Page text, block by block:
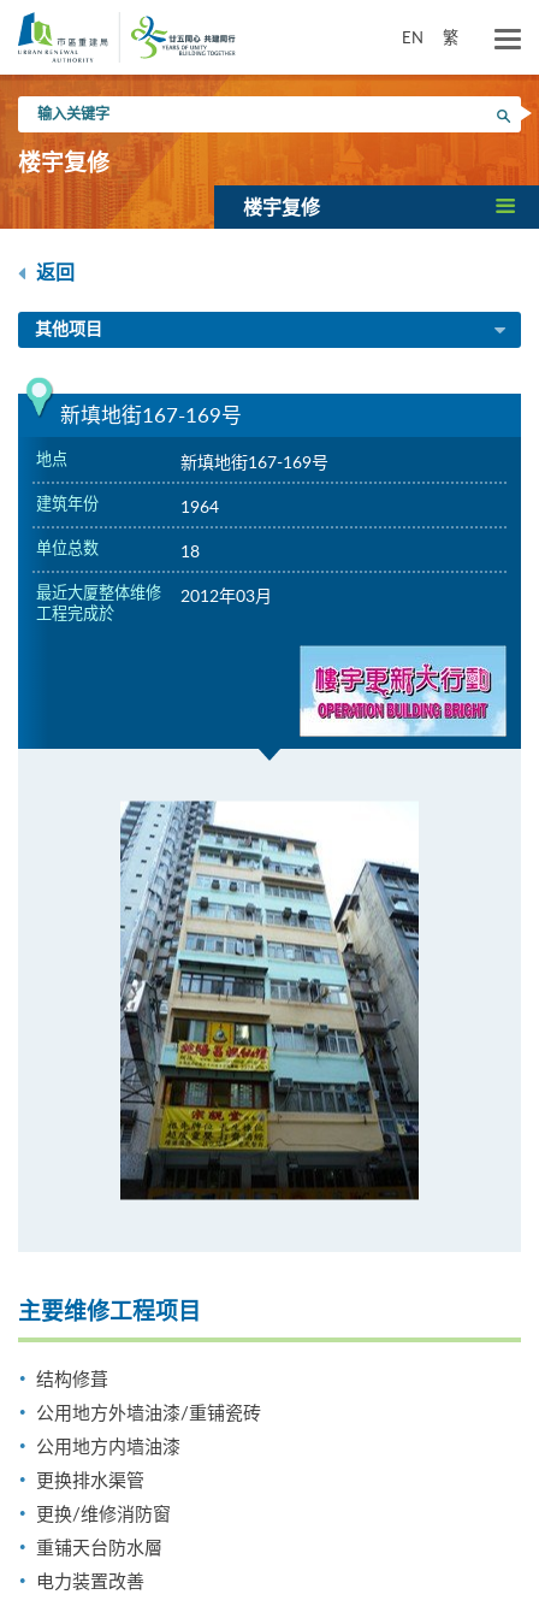
内
EN 繁
入
关
键
搜寻
楼宇复修
楼宇复修
返回
其他项目
新填地街167-169号
地点 新填地街167-169号
建筑年份 1964
单位总数 18
最近大厦整体维修
工程完成於
2012年03月
主要维修工程项目
结构修葺
公用地方外墙油漆/重铺瓷砖
公用地方内墙油漆
更换排水渠管
更换/维修消防窗
重铺天台防水層
电力装置改善